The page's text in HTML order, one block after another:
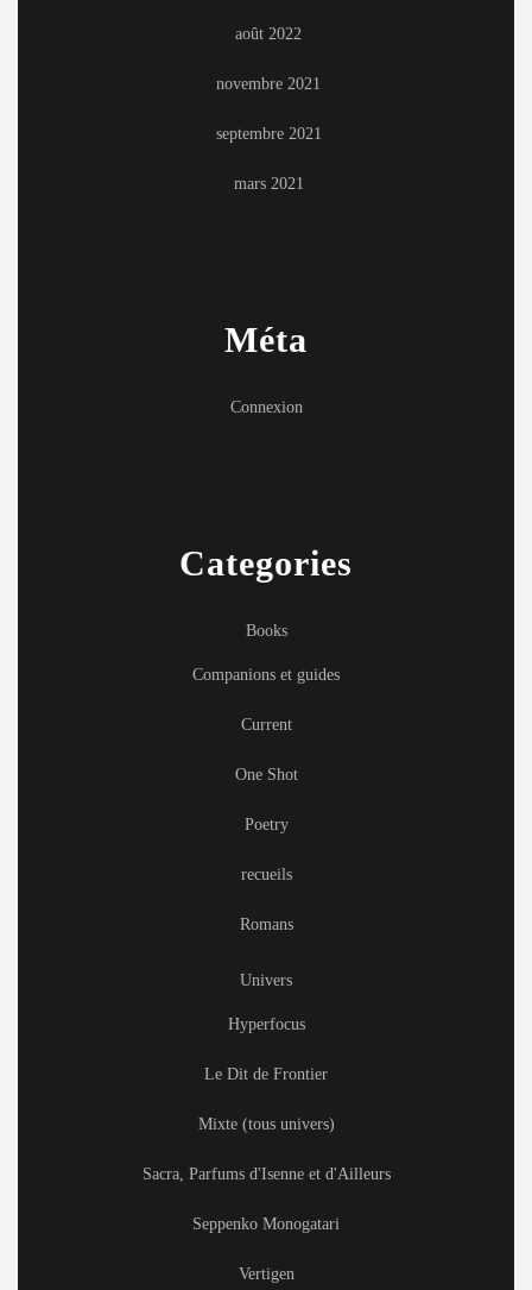
août 2022
novembre 2021
septembre 2021
mars 2021
Méta
Connexion
Categories
Books
Companions et guides
Current
One Shot
Poetry
recueils
Romans
Univers
Hyperfocus
Le Dit de Frontier
Mixte (tous univers)
Sacra, Parfums d'Isenne et d'Ailleurs
Seppenko Monogatari
Vertigen